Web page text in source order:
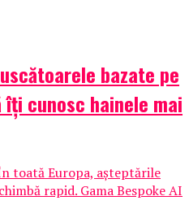
bazate pe
cunosc hainele mai
toată Europa, așteptările
rapid. Gama Bespoke AI